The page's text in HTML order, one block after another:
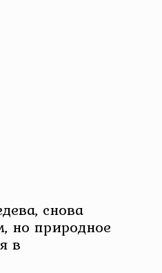
снова
но природное
в